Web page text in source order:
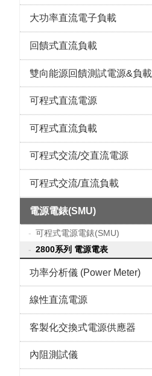
大功率直流電子負載
回饋式直流負載
雙向能源回饋測試電源&負載
可程式直流電源
可程式直流負載
可程式交流/交直流電源
可程式交流/直流負載
電源電錶(SMU)
可程式電源電錶(SMU)
2800系列 電源電表
功率分析儀 (Power Meter)
線性直流電源
客製化交換式電源供應器
內阻測試儀